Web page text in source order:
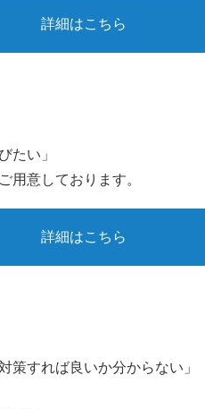
詳細はこちら
たい」
用意しております。
詳細はこちら
策すれば良いか分からない」